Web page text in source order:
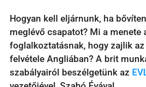
Hogyan kell eljárnunk, ha
meglévő csapatot? Mi a menete
foglalkoztatásnak, hogy zajlik
felvétele Angliában? A brit
szabályairól beszélgetünk az